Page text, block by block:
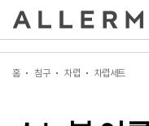
홈 침구 차렵 차렵세트
스노블 여름냉감